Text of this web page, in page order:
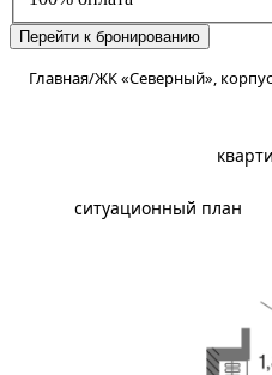
Перейти к бронированию
Главная/ЖК «Северный»,
ситуационный план